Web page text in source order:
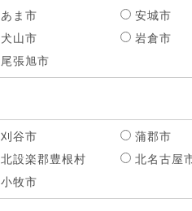
あま市
安城市
犬山市
岩倉市
尾張旭市
刈谷市
蒲郡市
北設楽郡豊根村
北名古屋
小牧市